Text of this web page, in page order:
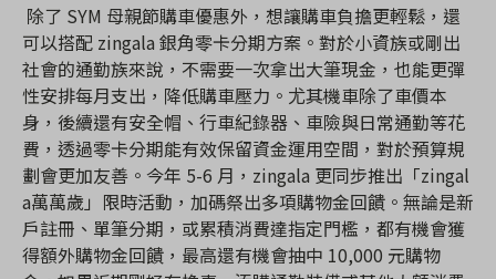
除了 SYM 母親節購車優惠外，想讓購車負擔更輕鬆，還
可以搭配 zingala 銀角零卡分期方案。對於小資族或剛出
社會的通勤族來說，不需要一次拿出大筆現金，也能更彈
性安排每月支出，降低購車壓力。尤其機車除了車價本
身，後續還有安全帽、行車紀錄器、車險與日常通勤等花
費，透過零卡分期能有效保留資金運用空間，對於預算規
劃會更加友善。 今年 5-6 月，zingala 更同步推出「zingal
a萬萬歲」限時活動，加碼祭出多項購物金回饋。無論是新
戶註冊、單筆分期，或累積消費達指定門檻，都有機會獲
得額外購物金回饋，最高還有機會抽中 10,000 元購物